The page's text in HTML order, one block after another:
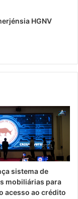
HGNV
sistema de
mobiliárias para
acesso ao crédito